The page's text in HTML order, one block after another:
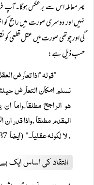
پھر معاملہ اس سے برعکس ہوگا۔آپ
نہیں اور دوسری صورت میں راجح کو
گی اور چوتھی صورت میں عقل قطعی
حسبِ ذیل ہے:
"قولہ "اذا تعارض
نسلم امكان التعارض
ھو الراجح مطلقا,واما
المقدم مطلقا ,واذا قدر ان
, لا لكونہ عقليا۔" (ایضا1
انتقاد کی اساس ایک